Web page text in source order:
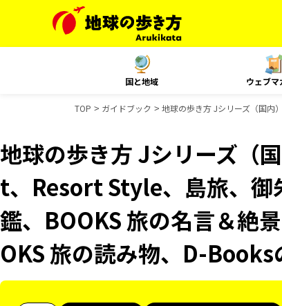
国と地域 ウェブマ
TOP ガイドブック 地球の歩き方 Jシリーズ（国内
地球の歩き方 Jシリーズ（
t、Resort Style、島旅、御
鑑、BOOKS 旅の名言＆絶
OKS 旅の読み物、D-